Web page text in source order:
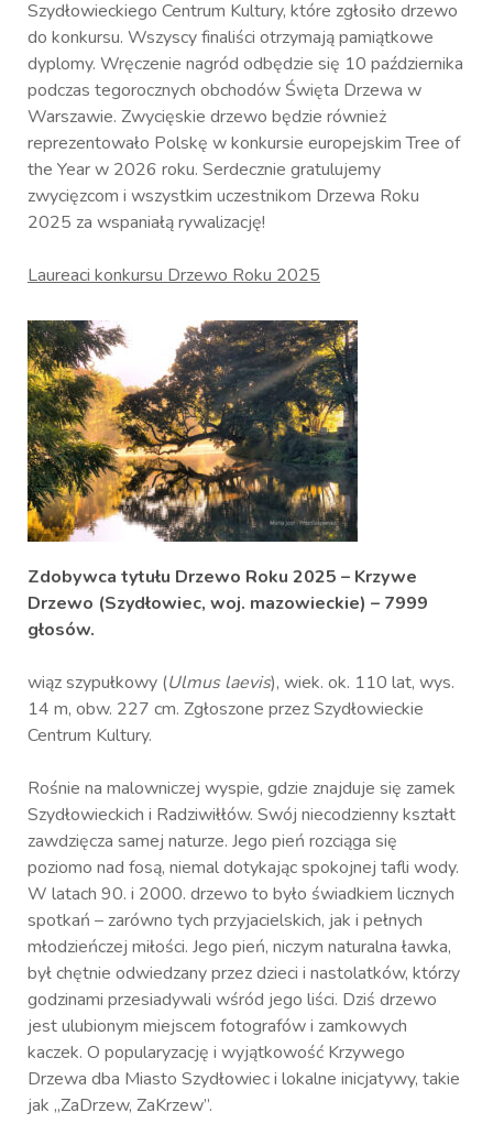
Szydłowieckiego Centrum Kultury, które zgłosiło drzewo
do konkursu. Wszyscy finaliści otrzymają pamiątkowe
dyplomy. Wręczenie nagród odbędzie się 10 października
podczas tegorocznych obchodów Święta Drzewa w
Warszawie. Zwycięskie drzewo będzie również
reprezentowało Polskę w konkursie europejskim Tree of
the Year w 2026 roku. Serdecznie gratulujemy
zwycięzcom i wszystkim uczestnikom Drzewa Roku
2025 za wspaniałą rywalizację!
Laureaci konkursu Drzewo Roku 2025
Zdobywca tytułu Drzewo Roku 2025 – Krzywe
Drzewo (Szydłowiec, woj. mazowieckie) – 7999
głosów.
wiąz szypułkowy (Ulmus laevis), wiek. ok. 110 lat, wys.
14 m, obw. 227 cm. Zgłoszone przez Szydłowieckie
Centrum Kultury.
Rośnie na malowniczej wyspie, gdzie znajduje się zamek
Szydłowieckich i Radziwiłłów. Swój niecodzienny kształt
zawdzięcza samej naturze. Jego pień rozciąga się
poziomo nad fosą, niemal dotykając spokojnej tafli wody.
W latach 90. i 2000. drzewo to było świadkiem licznych
spotkań – zarówno tych przyjacielskich, jak i pełnych
młodzieńczej miłości. Jego pień, niczym naturalna ławka,
był chętnie odwiedzany przez dzieci i nastolatków, którzy
godzinami przesiadywali wśród jego liści. Dziś drzewo
jest ulubionym miejscem fotografów i zamkowych
kaczek. O popularyzację i wyjątkowość Krzywego
Drzewa dba Miasto Szydłowiec i lokalne inicjatywy, takie
jak „ZaDrzew, ZaKrzew”.